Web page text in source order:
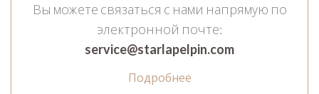
Вы можете связаться с нами напрямую по
электронной почте:
service@starlapelpin.com
Подробнее